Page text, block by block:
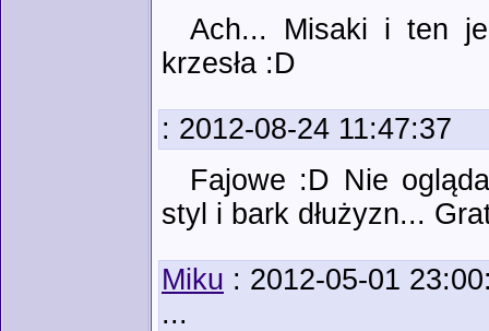
Ach... Misaki i ten
krzesła :D
: 2012-08-24 11:47:37
Fajowe :D Nie
styl i bark dłużyzn...
Miku : 2012-05-01
...